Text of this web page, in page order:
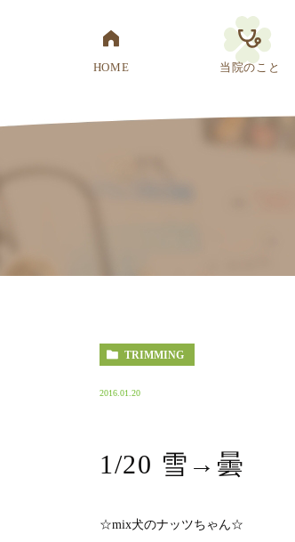
HOME 当院のこと
TRIMMING
2016.01.20
1/20 雪→曇
☆mix犬のナッツちゃん☆